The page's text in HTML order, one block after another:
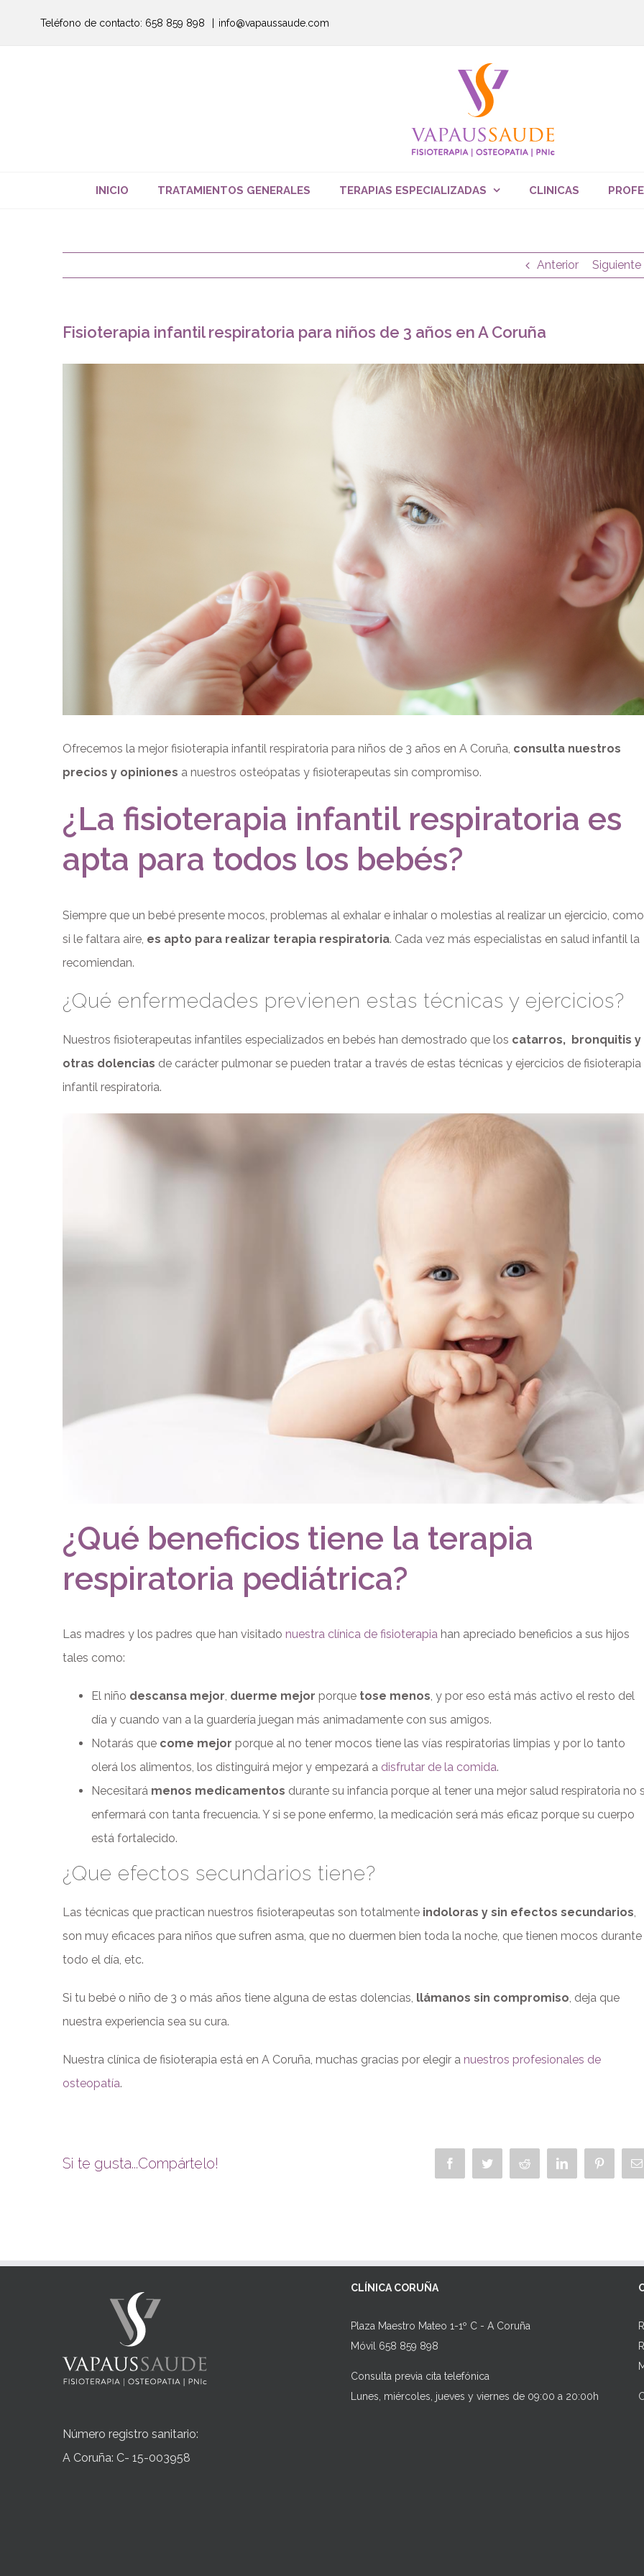
Teléfono de contacto: 658 859 898 | info@vapaussaude.com
INICIO TRATAMIENTOS GENERALES TERAPIAS ESPECIALIZADAS CLINICAS
Anterior Siguiente
Fisioterapia infantil respiratoria para niños de 3 años en A Coruña
Ofrecemos la mejor fisioterapia infantil respiratoria para niños de 3 años en A Coruña, consulta nuestros
precios y opiniones a nuestros osteópatas y fisioterapeutas sin compromiso.
¿La fisioterapia infantil respiratoria es
apta para todos los bebés?
Siempre que un bebé presente mocos, problemas al exhalar e inhalar o molestias al realizar un ejercicio, como
si le faltara aire, es apto para realizar terapia respiratoria. Cada vez más especialistas en salud infantil la
recomiendan.
¿Qué enfermedades previenen estas técnicas y ejercicios?
Nuestros fisioterapeutas infantiles especializados en bebés han demostrado que los catarros, bronquitis y
otras dolencias de carácter pulmonar se pueden tratar a través de estas técnicas y ejercicios de fisioterapia
infantil respiratoria.
¿Qué beneficios tiene la terapia
respiratoria pediátrica?
Las madres y los padres que han visitado nuestra clínica de fisioterapia han apreciado beneficios a sus hijos
tales como:
El niño descansa mejor, duerme mejor porque tose menos, y por eso está más activo el resto del
día y cuando van a la guardería juegan más animadamente con sus amigos.
Notarás que come mejor porque al no tener mocos tiene las vías respiratorias limpias y por lo tanto
olerá los alimentos, los distinguirá mejor y empezará a disfrutar de la comida.
Necesitará menos medicamentos durante su infancia porque al tener una mejor salud respiratoria no
enfermará con tanta frecuencia. Y si se pone enfermo, la medicación será más eficaz porque su cuerpo
está fortalecido.
¿Que efectos secundarios tiene?
Las técnicas que practican nuestros fisioterapeutas son totalmente indoloras y sin efectos secundarios,
son muy eficaces para niños que sufren asma, que no duermen bien toda la noche, que tienen mocos durante
todo el día, etc.
Si tu bebé o niño de 3 o más años tiene alguna de estas dolencias, llámanos sin compromiso, deja que
nuestra experiencia sea su cura.
Nuestra clínica de fisioterapia está en A Coruña, muchas gracias por elegir a nuestros profesionales de
osteopatía.
Si te gusta...Compártelo! Facebook Twitter Reddit LinkedIn Pinterest
Número registro sanitario:
A Coruña: C- 15-003958
CLÍNICA CORUÑA
Plaza Maestro Mateo 1-1º C - A Coruña
Móvil 658 859 898
Consulta previa cita telefónica
Lunes, miércoles, jueves y viernes de 09:00 a 20:00h